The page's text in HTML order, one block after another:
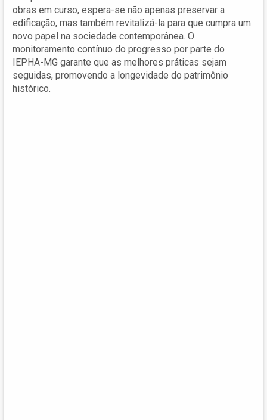
obras em curso, espera-se não apenas preservar a
edificação, mas também revitalizá-la para que cumpra um
novo papel na sociedade contemporânea. O
monitoramento contínuo do progresso por parte do
IEPHA-MG garante que as melhores práticas sejam
seguidas, promovendo a longevidade do patrimônio
histórico.